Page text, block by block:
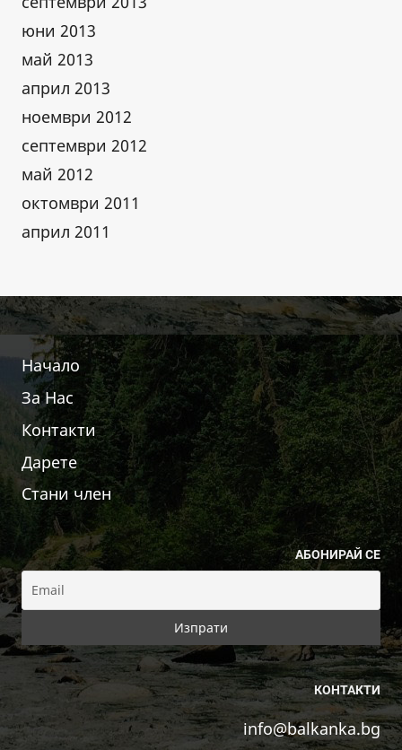
юни 2013
май 2013
април 2013
ноември 2012
септември 2012
май 2012
октомври 2011
април 2011
Начало
За Нас
Контакти
Дарете
Стани член
АБОНИРАЙ СЕ
КОНТАКТИ
info@balkanka.bg